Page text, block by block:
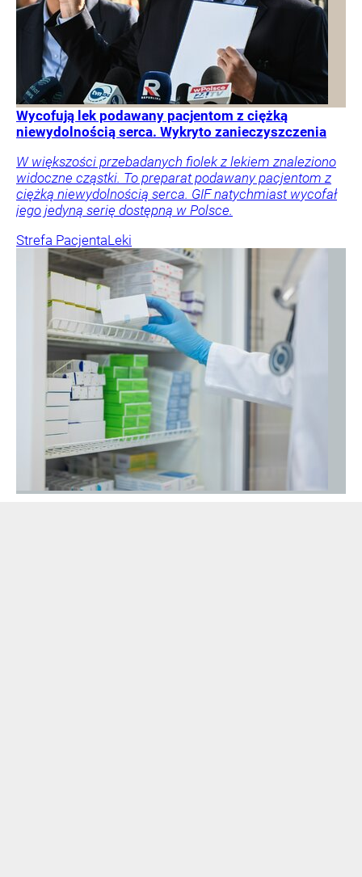
Wycofują lek podawany pacjentom z ciężką
niewydolnością serca. Wykryto zanieczyszczenia
W większości przebadanych fiolek z lekiem znaleziono
widoczne cząstki. To preparat podawany pacjentom z
ciężką niewydolnością serca. GIF natychmiast wycofał
jego jedyną serię dostępną w Polsce.
Strefa PacjentaLeki